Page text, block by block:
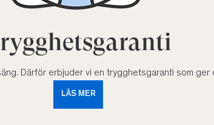
Därför erbjuder vi en trygghetsgaranti som
LÄS MER